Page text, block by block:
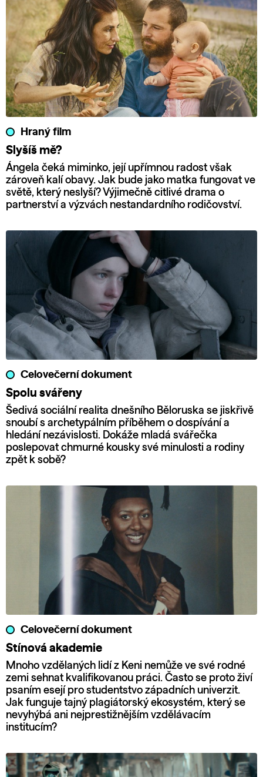
Hraný film
Slyšíš mě?
Ángela čeká miminko, její upřímnou radost však
zároveň kalí obavy. Jak bude jako matka fungovat ve
světě, který neslyší? Výjimečně citlivé drama o
partnerství a výzvách nestandardního rodičovství.
Celovečerní dokument
Spolu svářeny
Šedivá sociální realita dnešního Běloruska se jiskřivě
snoubí s archetypálním příběhem o dospívání a
hledání nezávislosti. Dokáže mladá svářečka
poslepovat chmurné kousky své minulosti a rodiny
zpět k sobě?
Celovečerní dokument
Stínová akademie
Mnoho vzdělaných lidí z Keni nemůže ve své rodné
zemi sehnat kvalifikovanou práci. Často se proto živí
psaním esejí pro studentstvo západních univerzit.
Jak funguje tajný plagiátorský ekosystém, který se
nevyhýbá ani nejprestižnějším vzdělávacím
institucím?